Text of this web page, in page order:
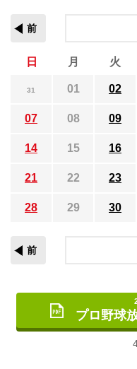
前
日 月 火
31 01 02
07 08 09
14 15 16
21 22 23
28 29 30
前
プロ野球